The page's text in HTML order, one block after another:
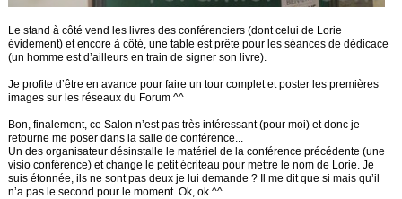
Le stand à côté vend les livres des conférenciers (dont celui de Lorie
évidement) et encore à côté, une table est prête pour les séances de dédicace
(un homme est d’ailleurs en train de signer son livre).
Je profite d’être en avance pour faire un tour complet et poster les premières
images sur les réseaux du Forum ^^
Bon, finalement, ce Salon n’est pas très intéressant (pour moi) et donc je
retourne me poser dans la salle de conférence...
Un des organisateur désinstalle le matériel de la conférence précédente (une
visio conférence) et change le petit écriteau pour mettre le nom de Lorie. Je
suis étonnée, ils ne sont pas deux je lui demande ? Il me dit que si mais qu’il
n’a pas le second pour le moment. Ok, ok ^^